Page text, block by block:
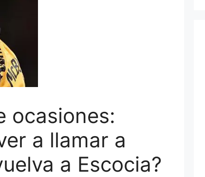
ocasiones:
a llamar a
a Escocia?